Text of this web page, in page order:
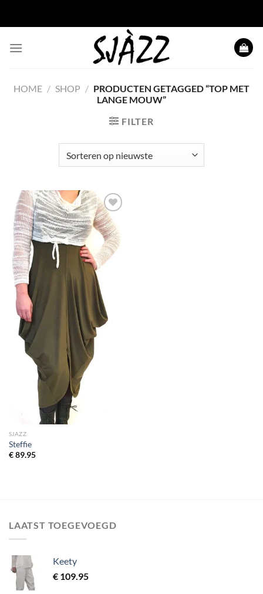
HOME / SHOP / PRODUCTEN GETAGGED “TOP MET
LANGE MOUW”
FILTER
Toevoegen
aan
wenslijst
SJAZZ
Steffie
€89.95
LAATST TOEGEVOEGD
Keety
€ 109.95